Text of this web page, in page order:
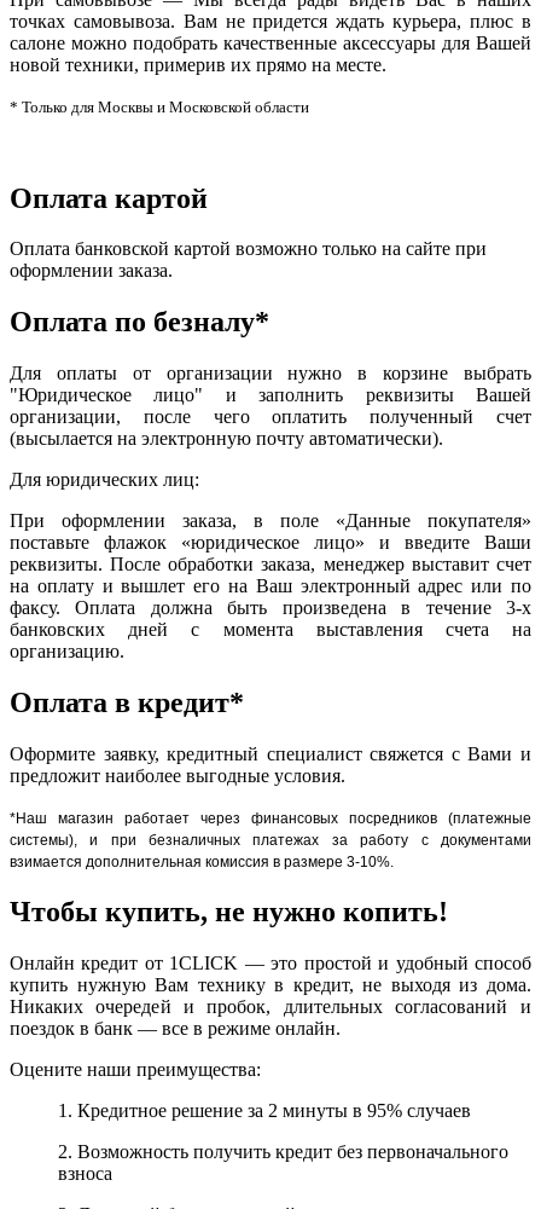
точках самовывоза. Вам не придется ждать курьера, плюс в
салоне можно подобрать качественные аксессуары для Вашей
новой техники, примерив их прямо на месте.
* Только для Москвы и Московской области
Оплата картой
Оплата банковской картой возможно только на сайте при
оформлении заказа.
Оплата по безналу*
Для оплаты от организации нужно в корзине выбрать
"Юридическое лицо" и заполнить реквизиты Вашей
организации, после чего оплатить полученный счет
(высылается на электронную почту автоматически).
Для юридических лиц:
При оформлении заказа, в поле «Данные покупателя»
поставьте флажок «юридическое лицо» и введите Ваши
реквизиты. После обработки заказа, менеджер выставит счет
на оплату и вышлет его на Ваш электронный адрес или по
факсу. Оплата должна быть произведена в течение 3-х
банковских дней с момента выставления счета на
организацию.
Оплата в кредит*
Оформите заявку, кредитный специалист свяжется с Вами и
предложит наиболее выгодные условия.
*Наш магазин работает через финансовых посредников (платежные
системы), и при безналичных платежах за работу с документами
взимается дополнительная комиссия в размере 3-10%.
Чтобы купить, не нужно копить!
Онлайн кредит от 1CLICK — это простой и удобный способ
купить нужную Вам технику в кредит, не выходя из дома.
Никаких очередей и пробок, длительных согласований и
поездок в банк — все в режиме онлайн.
Оцените наши преимущества:
1. Кредитное решение за 2 минуты в 95% случаев
2. Возможность получить кредит без первоначального
взноса